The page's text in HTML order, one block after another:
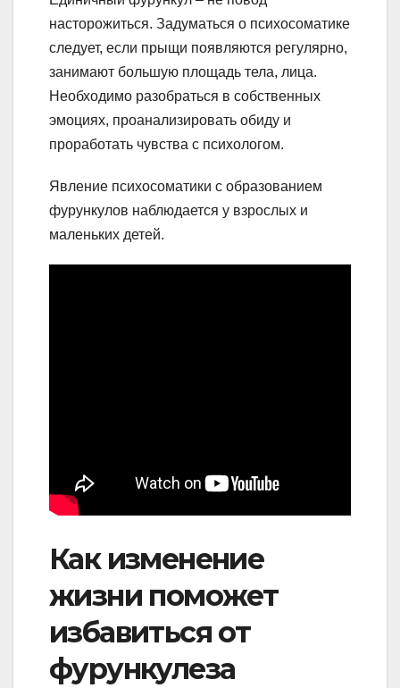
насторожиться. Задуматься о психосоматике
следует, если прыщи появляются регулярно,
занимают большую площадь тела, лица.
Необходимо разобраться в собственных
эмоциях, проанализировать обиду и
проработать чувства с психологом.
Явление психосоматики с образованием
фурункулов наблюдается у взрослых и
маленьких детей.
Как изменение
жизни поможет
избавиться от
фурункулеза